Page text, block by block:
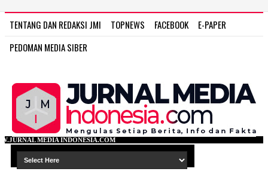
TENTANG DAN REDAKSI JMI TOPNEWS FACEBOOK
E-PAPER
PEDOMAN MEDIA SIBER